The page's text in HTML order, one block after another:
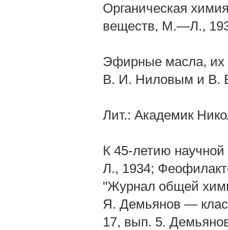
Органическая
веществ, М.—Л.,
Эфирные масла, их
В. И. Ниловым и В.
Лит.: Академик
К 45-летию научной
Л., 1934;
"Журнал общей
Я. Демьянов —
17, вып. 5.